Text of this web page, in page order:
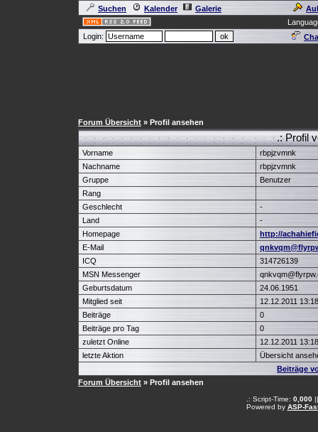
Suchen Kalender Galerie
Login:
Forum Übersicht » Profil ansehen
.: Profil
Vorname
rbpjzvmnk
Nachname
rbpjzvmnk
Gruppe
Benutzer
Rang
Geschlecht
-
Land
-
Homepage
http://
E-Mail
ICQ
314726139
MSN Messenger
Geburtsdatum
24.06.1951
Mitglied seit
12.12.2011
Beiträge
0
Beiträge pro Tag
0
zuletzt Online
12.12.2011
letzte Aktion
Übersicht
Beiträge
Forum Übersicht » Profil ansehen
.: Script-Time: 0,000||
Powered by ASP-